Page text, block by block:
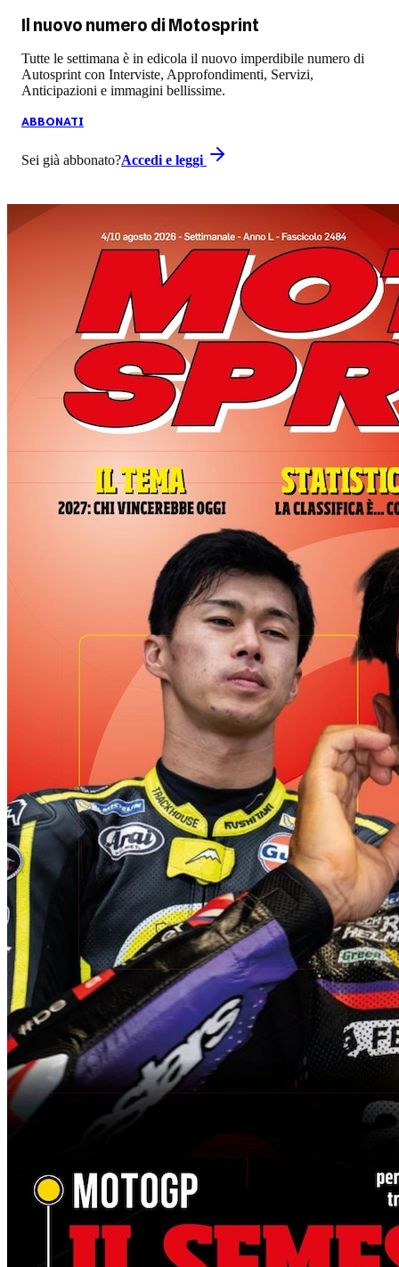
Il nuovo numero di Motosprint
Tutte le settimana è in edicola il nuovo imperdibile numero di
Autosprint con Interviste, Approfondimenti, Servizi,
Anticipazioni e immagini bellissime.
ABBONATI
Sei già abbonato?Accedi e leggi